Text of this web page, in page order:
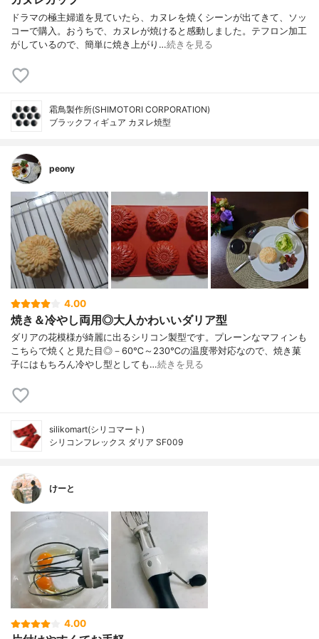
ドラマの極主婦道を見ていたら、カヌレを焼くシーンが出てきて、ソッ
コーで購入。おうちで、カヌレが焼けると感動しました。テフロン加工
がしているので、簡単に焼き上がり…続きを見る
霜鳥製作所(SHIMOTORI CORPORATION)
ブラックフィギュア カヌレ焼型
peony
4.00
焼き＆冷やし両用◎大人かわいいダリア型
ダリアの花模様が綺麗に出るシリコン製型です。プレーンなマフィンも
こちらで焼くと見た目◎－60℃～230℃の温度帯対応なので、焼き菓
子にはもちろん冷やし型としても…続きを見る
silikomart(シリコマート)
シリコンフレックス ダリア SF009
けーと
4.00